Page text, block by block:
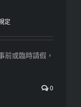
定
前或臨時請假，
0